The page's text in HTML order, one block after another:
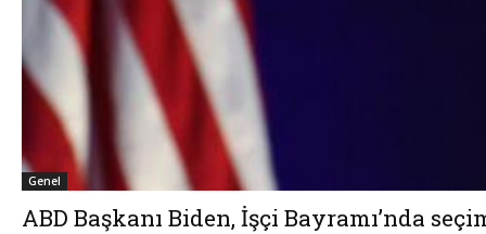
Genel
ABD Başkanı Biden, İşçi Bayramı’nda